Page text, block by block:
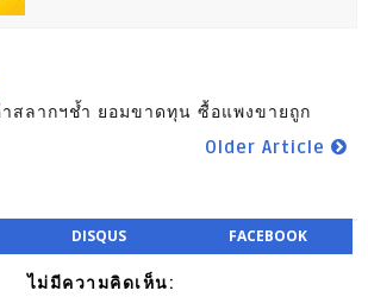
สลากฯช้ำ ยอมขาดทุน ซื้อแพงขายถูก
Older Article
DISQUS FACEBOOK
ไม่มีความคิดเห็น: